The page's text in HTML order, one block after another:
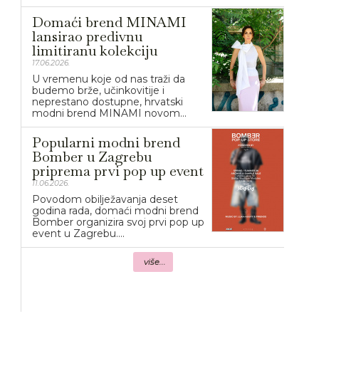
Domaći brend MINAMI
lansirao predivnu
limitiranu kolekciju
17.06.2026.
U vremenu koje od nas traži da
budemo brže, učinkovitije i
neprestano dostupne, hrvatski
modni brend MINAMI novom...
Popularni modni brend
Bomber u Zagrebu
priprema prvi pop up event
11.06.2026.
Povodom obilježavanja deset
godina rada, domaći modni brend
Bomber organizira svoj prvi pop up
event u Zagrebu....
više...